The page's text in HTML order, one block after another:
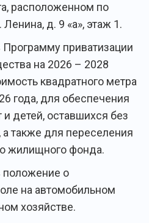
расположенном по
д. 9 «а», этаж 1.
приватизации
на 2026 – 2028
квадратного метра
года, для обеспечения
детей, оставшихся без
также для переселения
жилищного фонда.
о
на автомобильном
хозяйстве.